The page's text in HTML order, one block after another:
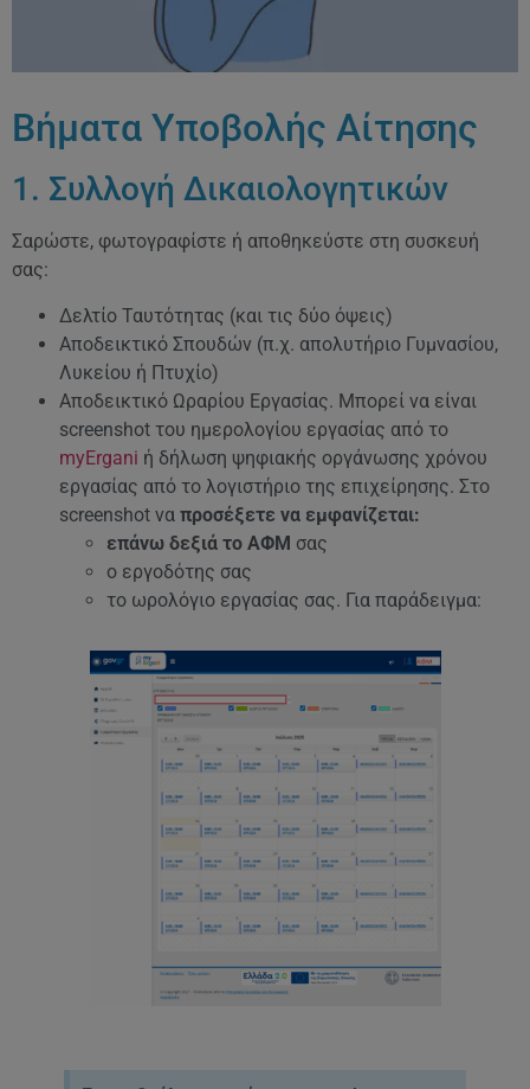
Βήματα Υποβολής Αίτησης
1. Συλλογή Δικαιολογητικών
Σαρώστε, φωτογραφίστε ή αποθηκεύστε στη συσκευή
σας:
Δελτίο Ταυτότητας (και τις δύο όψεις)
Αποδεικτικό Σπουδών (π.χ. απολυτήριο Γυμνασίου,
Λυκείου ή Πτυχίο)
Αποδεικτικό Ωραρίου Εργασίας. Μπορεί να είναι
screenshot του ημερολογίου εργασίας από το
myErgani ή δήλωση ψηφιακής οργάνωσης χρόνου
εργασίας από το λογιστήριο της επιχείρησης. Στο
screenshot να προσέξετε να εμφανίζεται:
επάνω δεξιά το ΑΦΜ σας
ο εργοδότης σας
το ωρολόγιο εργασίας σας. Για παράδειγμα: